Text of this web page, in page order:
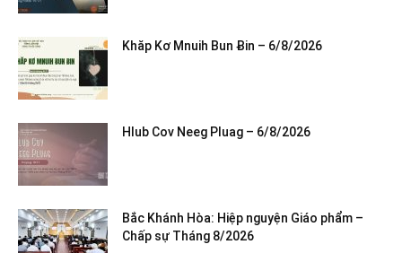
Khăp Kơ Mnuih Bun Ƀin – 6/8/2026
Hlub Cov Neeg Pluag – 6/8/2026
Bắc Khánh Hòa: Hiệp nguyện Giáo phẩm –
Chấp sự Tháng 8/2026